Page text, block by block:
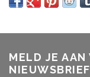
MELD JE AAN
NIEUWSBRIEF